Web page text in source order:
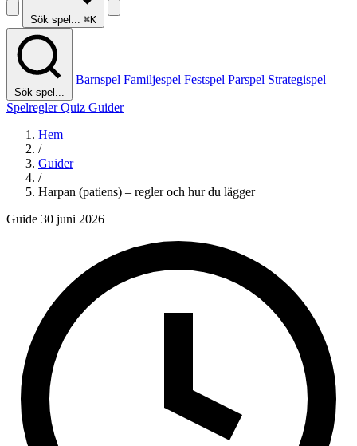
Sök spel... ⌘K
Sök spel...
Barnspel Familjespel Festspel Parspel Strategispel
SpelreglerQuiz Guider
Hem
/
Guider
/
Harpan (patiens) – regler och hur du lägger
Guide 30 juni 2026